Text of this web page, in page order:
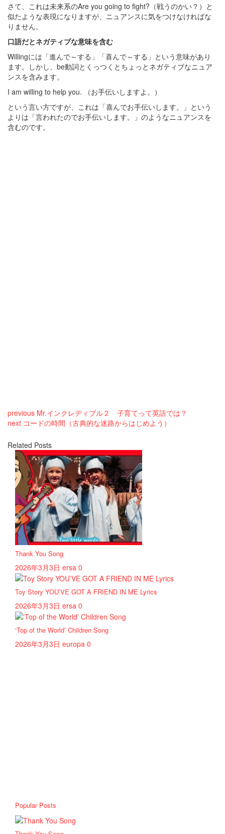
さて、これは未来系のAre you going to fight? （戦うのかい？）と
似たような表現になりますが、ニュアンスに気をつけなければな
りません。
口語だとネガティブな意味を含む
Willingには「進んで～する」「喜んで～する」という意味があり
ます。しかし、 be動詞とくっつくとちょっとネガティブなニュア
ンスを含みます。
I am willing to help you.
（お手伝いしますよ。）
という言い方ですが、これは「喜んでお手伝いします。」という
よりは「言われたのでお手伝いします。」のようなニュアンスを
含むのです。
previous Mr.インクレディブル２ 子育てって英語では？
next コードの時間（古典的な迷路からはじめよう）
Related Posts
Thank You Song
2026年3月3日 ersa 0
Toy Story YOU’VE GOT A FRIEND IN ME Lyrics
2026年3月3日 ersa 0
‘Top of the World’ Children Song
2026年3月3日 europa 0
Popular Posts